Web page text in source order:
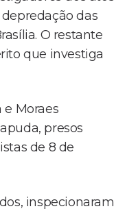
das
O restante
que investiga
e Moraes
presos
de 8 de
inspecionaram